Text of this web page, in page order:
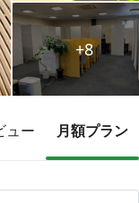
+8
ュー 月額プラン